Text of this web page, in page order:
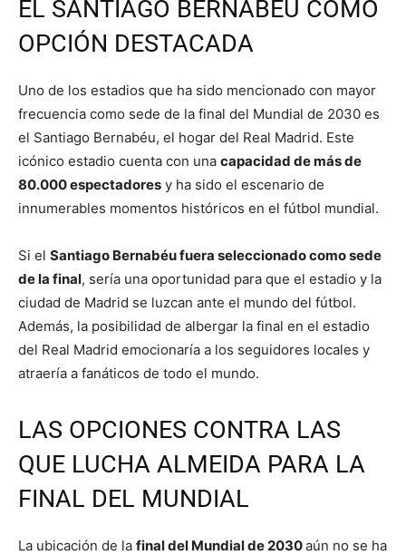
EL SANTIAGO BERNABÉU COMO
OPCIÓN DESTACADA
Uno de los estadios que ha sido mencionado con mayor
frecuencia como sede de la final del Mundial de 2030 es
el Santiago Bernabéu, el hogar del Real Madrid. Este
icónico estadio cuenta con una capacidad de más de
80.000 espectadores y ha sido el escenario de
innumerables momentos históricos en el fútbol mundial.
Si el Santiago Bernabéu fuera seleccionado como sede
de la final, sería una oportunidad para que el estadio y la
ciudad de Madrid se luzcan ante el mundo del fútbol.
Además, la posibilidad de albergar la final en el estadio
del Real Madrid emocionaría a los seguidores locales y
atraería a fanáticos de todo el mundo.
LAS OPCIONES CONTRA LAS
QUE LUCHA ALMEIDA PARA LA
FINAL DEL MUNDIAL
La ubicación de la final del Mundial de 2030aún no se ha